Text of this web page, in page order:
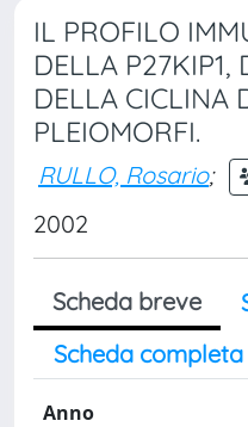
IL PROFILO
DELLA P27KIP1,
DELLA CICLINA
PLEIOMORFI.
RULLO, Rosario;
2002
Scheda breve
Scheda completa
Anno